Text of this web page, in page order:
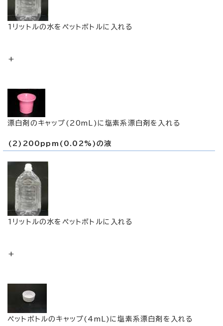
1リットルの水をペットボトルに入れる
+
漂白剤のキャップ(20mL)に塩素系漂白剤を入れる
(2)200ppm(0.02%)の液
1リットルの水をペットボトルに入れる
+
ペットボトルのキャップ(4mL)に塩素系漂白剤を入れる